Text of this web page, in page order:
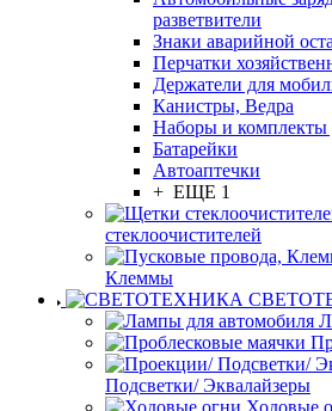
разветвители
Знаки аварийной
Перчатки
Держатели для
Канистры, Ведра
Наборы и комплекты
Батарейки
Автоаптечки
+ ЕЩЕ 1
стеклоочистителей
Клеммы
Подсветки/ Эквалайзеры
Ходовые